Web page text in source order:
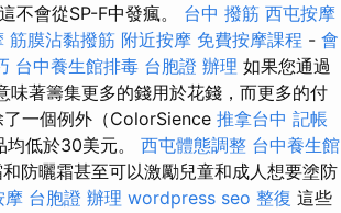
不會從SP-F中發瘋。 台中 撥筋 西屯按摩
筋膜沾黏撥筋 附近按摩 免費按摩課程 - 會
台中養生館排毒 台胞證 辦理 如果您通過
著籌集更多的錢用於花錢，而更多的付
了一個例外（ColorSience 推拿台中 記帳
低於30美元。 西屯體態調整 台中養生館
防曬霜甚至可以激勵兒童和成人想要塗防
摩 台胞證 辦理 wordpress seo 整復 這些